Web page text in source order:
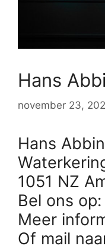
Hans
november 23,
Hans
1051 NZ
Bel ons op:
Meer
Of mail